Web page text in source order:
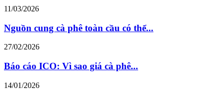
11/03/2026
Nguồn cung cà phê toàn cầu có thể...
27/02/2026
Báo cáo ICO: Vì sao giá cà phê...
14/01/2026